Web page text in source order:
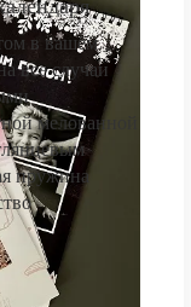
в вашем
все случаи
мелованной
пружина